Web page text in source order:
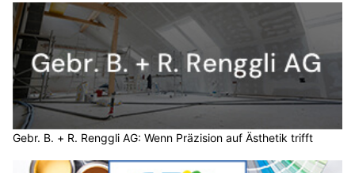
Gebr. B. + R. Renggli AG: Wenn Präzision auf Ästhetik trifft